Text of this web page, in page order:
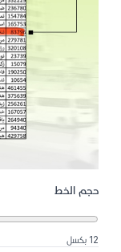
حجم الخط
12 بكسل